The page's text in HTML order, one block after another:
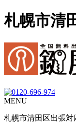
札幌市清
MENU
札幌市清田区出張対